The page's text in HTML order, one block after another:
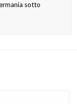
sotto